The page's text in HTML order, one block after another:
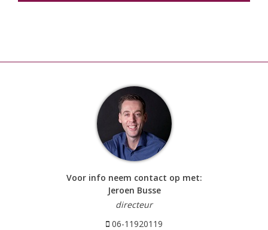
Voor info neem contact op met:
Jeroen Busse
directeur
06-11920119